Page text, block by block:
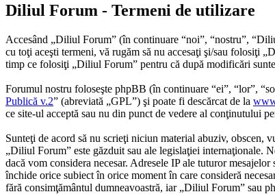
Diliul Forum - Termeni de utilizare
Accesând „Diliul Forum” (în continuare “noi”, “nostru”,
cu toţi aceşti termeni, vă rugăm să nu accesaţi şi/sau folosiţi
timp ce folosiţi „Diliul Forum” pentru că după modificări
Forumul nostru foloseşte phpBB (în continuare “ei”, “lor”,
Publică v.2” (abreviată „GPL”) şi poate fi descărcat de la
ce site-ul acceptă sau nu din punct de vedere al conţinutului
Sunteţi de acord să nu scrieţi niciun material abuziv, obscen,
„Diliul Forum” este găzduit sau ale legislaţiei internaţionale.
dacă vom considera necesar. Adresele IP ale tuturor
închide orice subiect în orice moment în care consideră
fără consimţământul dumneavoastră, iar „Diliul Forum” sau